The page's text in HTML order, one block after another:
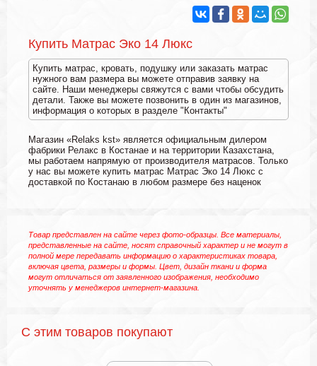
Купить Матрас Эко 14 Люкс
Купить матрас, кровать, подушку или заказать матрас
нужного вам размера вы можете отправив заявку на
сайте. Наши менеджеры свяжутся с вами чтобы обсудить
детали. Также вы можете позвонить в один из магазинов,
информация о которых в разделе "Контакты"
Магазин «Relaks kst» является официальным дилером
фабрики Релакс в Костанае и на территории Казахстана,
мы работаем напрямую от производителя матрасов. Только
у нас вы можете купить матрас Матрас Эко 14 Люкс с
доставкой по Костанаю в любом размере без наценок
Товар представлен на сайте через фото-образцы. Все материалы,
представленные на сайте, носят справочный характер и не могут в
полной мере передавать информацию о характеристиках товара,
включая цвета, размеры и формы. Цвет, дизайн ткани и форма
могут отличаться от заявленного изображения, необходимо
уточнять у менеджеров интернет-магазина.
С этим товаров покупают